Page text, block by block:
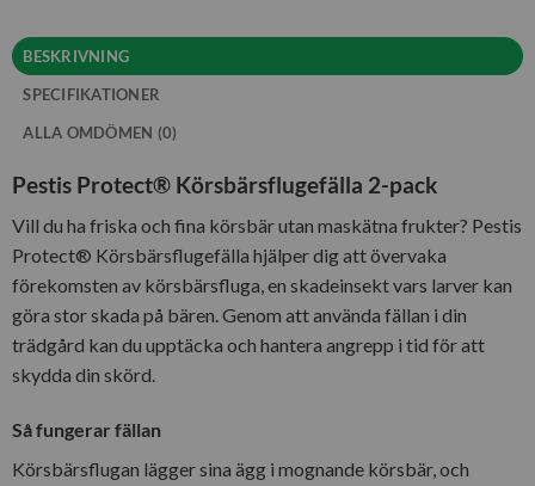
BESKRIVNING
SPECIFIKATIONER
ALLA OMDÖMEN (0)
Pestis Protect® Körsbärsflugefälla 2-pack
Vill du ha friska och fina körsbär utan maskätna frukter? Pestis
Protect® Körsbärsflugefälla hjälper dig att övervaka
förekomsten av körsbärsfluga, en skadeinsekt vars larver kan
göra stor skada på bären. Genom att använda fällan i din
trädgård kan du upptäcka och hantera angrepp i tid för att
skydda din skörd.
Så fungerar fällan
Körsbärsflugan lägger sina ägg i mognande körsbär, och